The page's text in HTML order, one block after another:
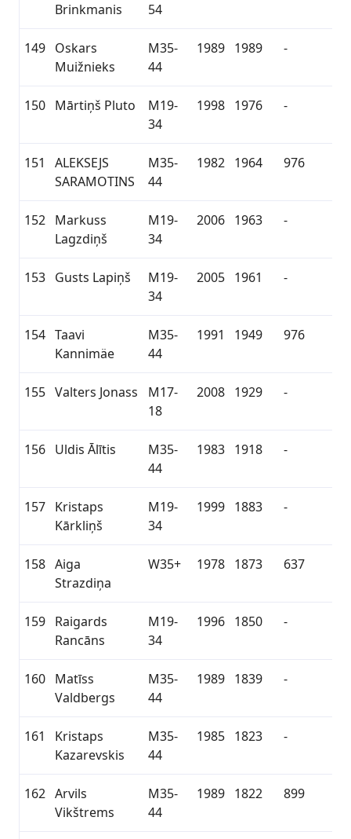
Brinkmanis
54
149 Oskars
Muižnieks
M35-
44
1989 1989 -
150 Mārtiņš Pluto
M19-
34
1998 1976 -
151
ALEKSEJS
SARAMOTINS
M35-
44
1982 1964 976
152 Markuss
Lagzdiņš
M19-
34
2006 1963 -
153 Gusts Lapiņš
M19-
34
2005 1961 -
154 Taavi
Kannimäe
M35-
44
1991 1949 976
155 Valters Jonass
M17-
18
2008 1929 -
156 Uldis Ālītis
M35-
44
1983 1918 -
157 Kristaps
Kārkliņš
M19-
34
1999 1883 -
158 Aiga
Strazdiņa
W35+ 1978 1873 637
159 Raigards
Rancāns
M19-
34
1996 1850 -
160 Matīss
Valdbergs
M35-
44
1989 1839 -
161
Kristaps
Kazarevskis
M35-
44
1985 1823 -
162 Arvils
Vikštrems
M35-
44
1989 1822 899